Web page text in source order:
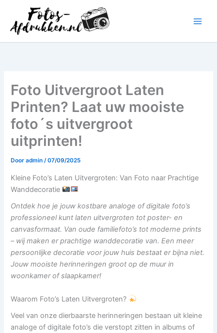
inhoud
Foto Uitvergroot Laten
Printen? Laat uw mooiste
foto´s uitvergroot
uitprinten!
Dooradmin/07/09/2025
Kleine Foto’s Laten Uitvergroten: Van Foto naar Prachtige
Wanddecoratie
Ontdek hoe je jouw kostbare analoge of digitale foto’s
professioneel kunt laten uitvergroten tot poster- en
canvasformaat. Van oude familiefoto’s tot moderne prints
– wij maken er prachtige wanddecoratie van. Een meer
persoonlijke decoratie voor jouw huis bestaat er bijna niet.
Jouw mooiste herinneringen groot op de muur in
woonkamer of slaapkamer!
Waarom Foto’s Laten Uitvergroten?
Veel van onze dierbaarste herinneringen bestaan uit kleine
analoge of digitale foto’s die verstopt zitten in albums of